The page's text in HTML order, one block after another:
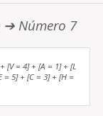
➔ Número 7
[V = 4] + [A = 1] + [L
= 5] + [C = 3] + [H =